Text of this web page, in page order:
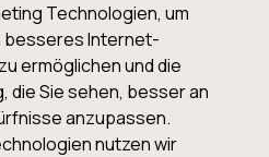
Technologien, um
besseres Internet-
ermöglichen und die
die Sie sehen, besser an
anzupassen.
nutzen wir
und erhalten Sie
Neuigkeiten und tolle